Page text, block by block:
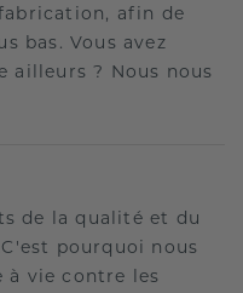
afin de
bas. Vous avez
? Nous nous
de la qualité et du
pourquoi nous
vie contre les